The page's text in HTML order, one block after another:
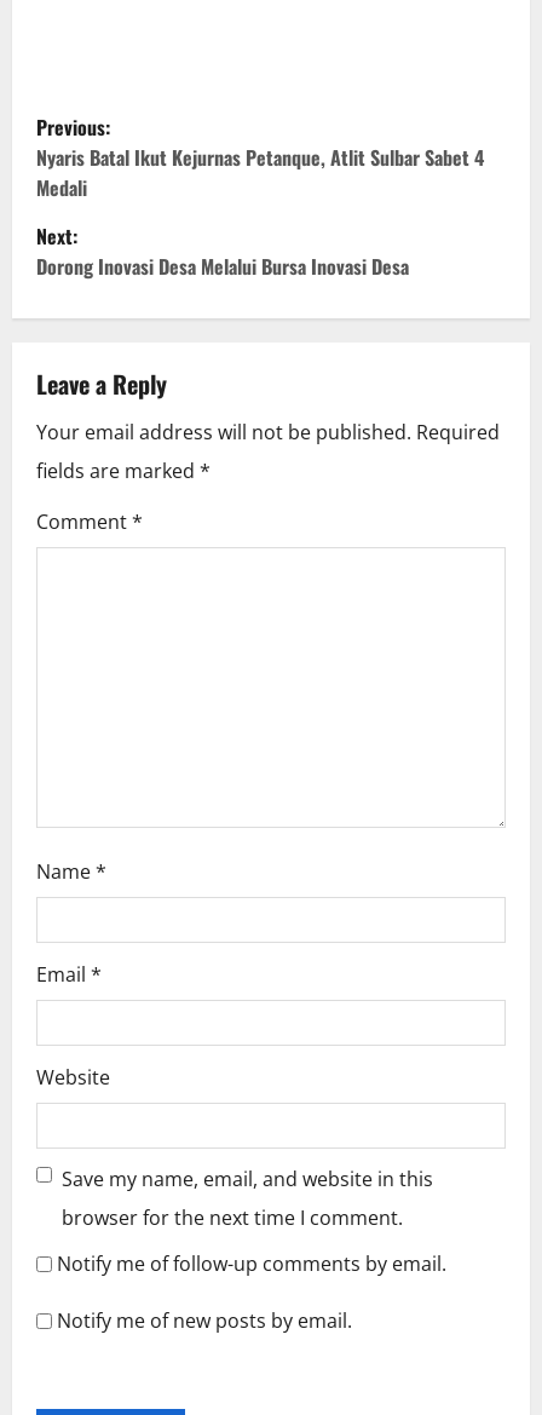
P
o
s
t
n
a
v
i
g
Previous:
Nyaris Batal Ikut Kejurnas Petanque, Atlit Sulbar Sabet 4
Medali
Next:
Dorong Inovasi Desa Melalui Bursa Inovasi Desa
Leave a Reply
Your email address will not be published. Required
fields are marked *
Comment*
Name*
Email *
Website
Save my name, email, and website in this
browser for the next time I comment.
Notify me of follow-up comments by email.
Notify me of new posts by email.